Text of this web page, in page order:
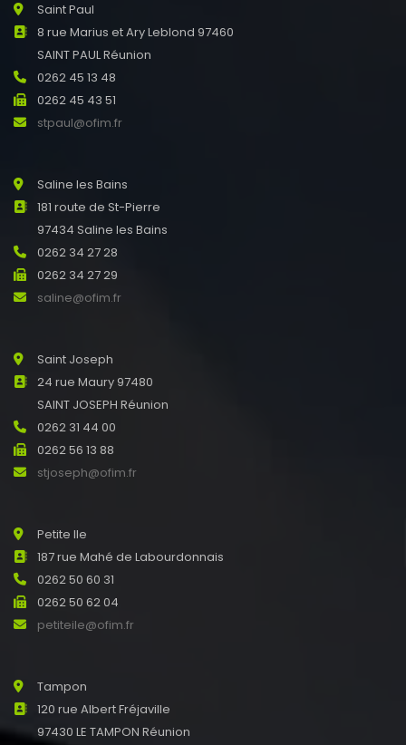
Saint Paul
8 rue Marius et Ary Leblond 97460
SAINT PAUL Réunion
0262 45 13 48
0262 45 43 51
stpaul@ofim.fr
Saline les Bains
181 route de St-Pierre
97434 Saline les Bains
0262 34 27 28
0262 34 27 29
saline@ofim.fr
Saint Joseph
24 rue Maury 97480
SAINT JOSEPH Réunion
0262 31 44 00
0262 56 13 88
stjoseph@ofim.fr
Petite Ile
187 rue Mahé de Labourdonnais
0262 50 60 31
0262 50 62 04
petiteile@ofim.fr
Tampon
120 rue Albert Fréjaville
97430 LE TAMPON Réunion